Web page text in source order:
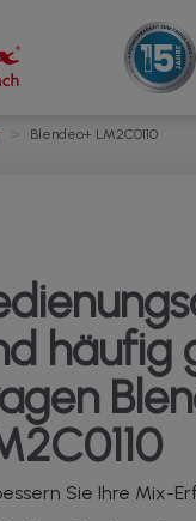
Blendeo+ LM2C0110
häufig
Sie Ihre Mix-